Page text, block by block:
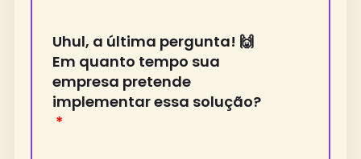
Uhul, a última pergunta! 🙌
Em quanto tempo sua
empresa pretende
implementar essa solução?